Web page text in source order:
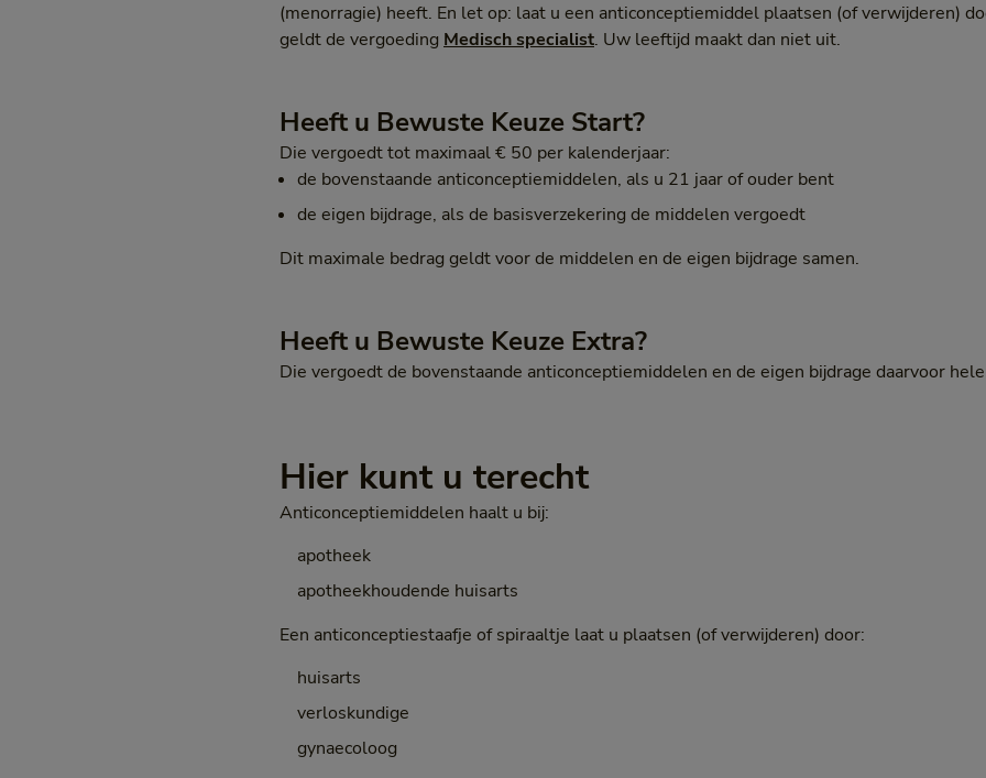
(menorragie) heeft. En let op: laat u een anticonceptiemiddel plaatsen (of verwijderen)
geldt de vergoeding Medisch specialist. Uw leeftijd maakt dan niet uit.
Heeft u Bewuste Keuze Start?
Die vergoedt tot maximaal € 50 per kalenderjaar:
de bovenstaande anticonceptiemiddelen, als u 21 jaar of ouder bent
de eigen bijdrage, als de basisverzekering de middelen vergoedt
Dit maximale bedrag geldt voor de middelen en de eigen bijdrage samen.
Heeft u Bewuste Keuze Extra?
Die vergoedt de bovenstaande anticonceptiemiddelen en de eigen bijdrage daarvoor
Hier kunt u terecht
Anticonceptiemiddelen haalt u bij:
apotheek
apotheekhoudende huisarts
Een anticonceptiestaafje of spiraaltje laat u plaatsen (of verwijderen) door:
huisarts
verloskundige
gynaecoloog